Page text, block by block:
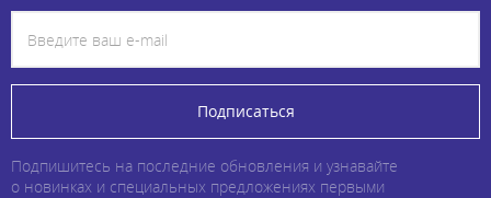
Подписаться
Подпишитесь на последние обновления и узнавайте
о новинках и специальных предложениях первыми